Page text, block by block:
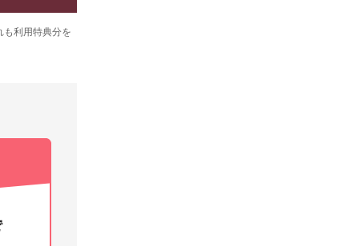
利用特典分を